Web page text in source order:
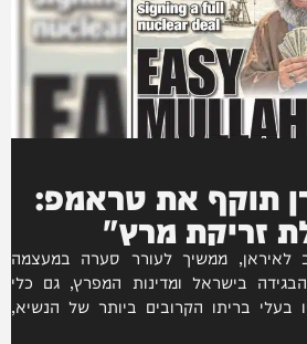
תוקף את טראמפ:
זריקת מרץ"
לאיראן, ממשיך לעורר סערה במעצמה
בישראל ומדינות המפרץ, גם כלי
בעלי בריתו הקרובים ביותר של הנשיא,